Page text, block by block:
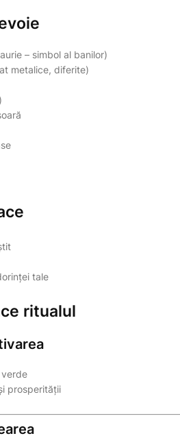
– simbol al banilor)
metalice, diferite)
tale
ritualul
prosperității